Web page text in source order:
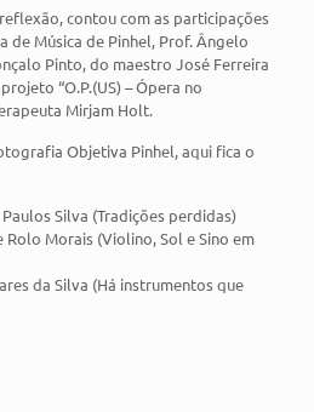
contou com as participações
de Música de Pinhel, Prof. Ângelo
Pinto, do maestro José Ferreira
“O.P.(US) – Ópera no
Mirjam Holt.
Objetiva Pinhel, aqui fica o
Silva (Tradições perdidas)
Rolo Morais (Violino, Sol e Sino em
da Silva (Há instrumentos que